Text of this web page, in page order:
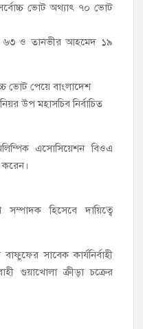
ভোট অথ্যাৎ ৭০ ভোট
৬৩ ও তানভীর আহমেদ ১৯
ভোট পেয়ে বাংলাদেশ
উপ মহাসচিব নির্বাচিত
এসোসিয়েশন বিওএ
করেন।
হিসেবে দায়িত্বে
সাবেক কার্যনির্বাহী
গুয়াখোলা ক্রীড়া চক্রের